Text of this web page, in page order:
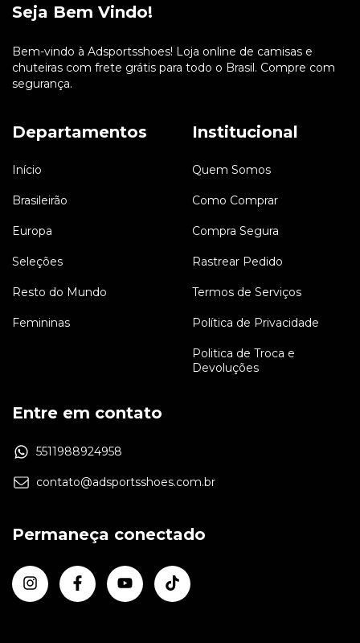
Seja Bem Vindo!
Bem-vindo à Adsportsshoes! Loja online de camisas e
chuteiras com frete grátis para todo o Brasil. Compre com
segurança.
Departamentos
Início
Brasileirão
Europa
Seleções
Resto do Mundo
Femininas
Institucional
Quem Somos
Como Comprar
Compra Segura
Rastrear Pedido
Termos de Serviços
Política de Privacidade
Politica de Troca e
Devoluções
Entre em contato
5511988924958
contato@adsportsshoes.com.br
Permaneça conectado